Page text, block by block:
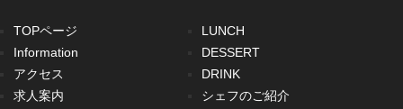
TOPページ
Information
アクセス
求人案内
LUNCH
DESSERT
DRINK
シェフのご紹介